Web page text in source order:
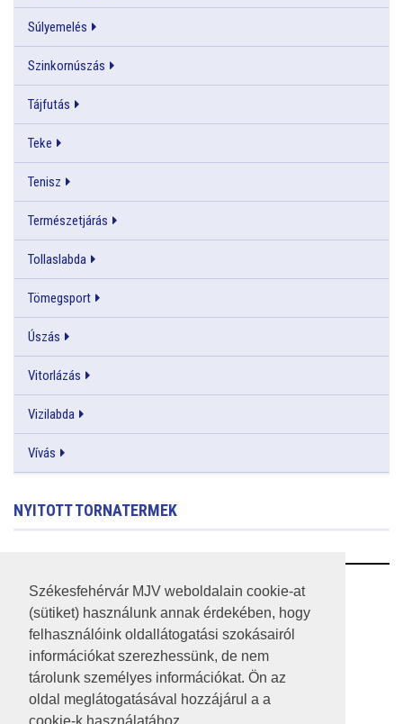
Székesfehérvár MJV weboldalain cookie-at
(sütiket) használunk annak érdekében, hogy
felhasználóink oldallátogatási szokásairól
információkat szerezhessünk, de nem
tárolunk személyes információkat. Ön az
oldal meglátogatásával hozzájárul a a
Súlyemelés
Szinkornúszás
Tájfutás
Teke
Tenisz
Természetjárás
Tollaslabda
Tömegsport
Úszás
Vitorlázás
Vizilabda
Vívás
NYITOTT TORNATERMEK
RSS
A HONLAP 2017.03.31-I ÁLLAPOTA
JOGI NYILATKOZAT
IMPRESSZUM